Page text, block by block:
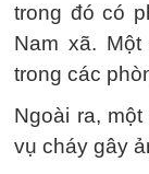
trong đó có
Nam xã.
trong các
Ngoài ra,
vụ cháy gây